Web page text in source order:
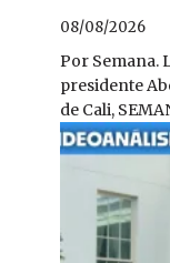
08/08/2026
Por Semana.
presidente
de Cali,